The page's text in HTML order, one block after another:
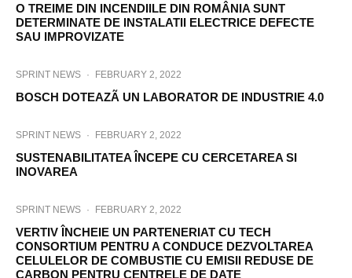
O TREIME DIN INCENDIILE DIN ROMÂNIA SUNT
DETERMINATE DE INSTALATII ELECTRICE DEFECTE
SAU IMPROVIZATE
SPRINT NEWS · FEBRUARY 2, 2022
BOSCH DOTEAZÃ UN LABORATOR DE INDUSTRIE 4.0
SPRINT NEWS · FEBRUARY 2, 2022
SUSTENABILITATEA ÎNCEPE CU CERCETAREA SI
INOVAREA
SPRINT NEWS · FEBRUARY 2, 2022
VERTIV ÎNCHEIE UN PARTENERIAT CU TECH
CONSORTIUM PENTRU A CONDUCE DEZVOLTAREA
CELULELOR DE COMBUSTIE CU EMISII REDUSE DE
CARBON PENTRU CENTRELE DE DATE